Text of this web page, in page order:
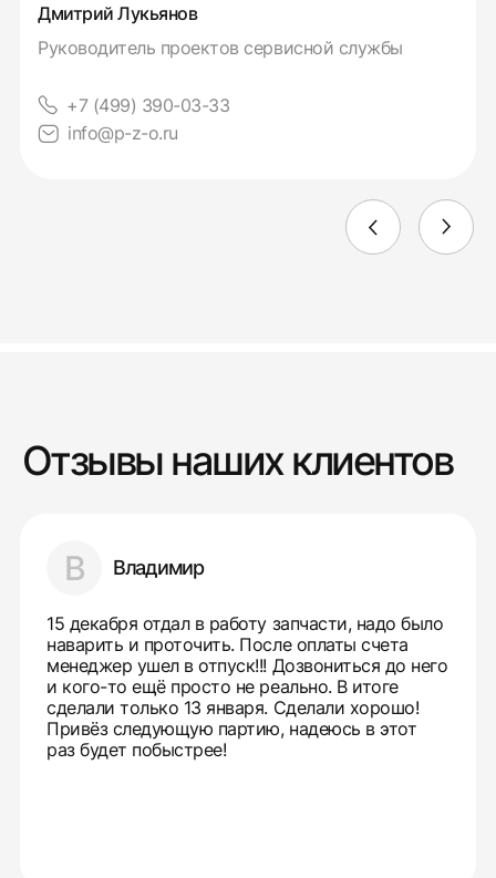
Дмитрий Лукьянов
Руководитель проектов сервисной службы
+7 (499) 390-03-33
info@p-z-o.ru
Отзывы наших клиентов
В Владимир
15 декабря отдал в работу запчасти, надо было
наварить и проточить. После оплаты счета
менеджер ушел в отпуск!!! Дозвониться до него
и кого-то ещё просто не реально. В итоге
сделали только 13 января. Сделали хорошо!
Привёз следующую партию, надеюсь в этот
раз будет побыстрее!